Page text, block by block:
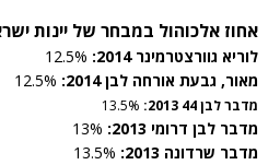
אחוז אלכוהול במבחר של יינות
לוריא גוורצטרמינר 2014:
מאור, גבעת אורחה לבן 2014:
מדבר לבן 44 2013:
מדבר לבן דרומי 2013:
מדבר שרדונה 2013: